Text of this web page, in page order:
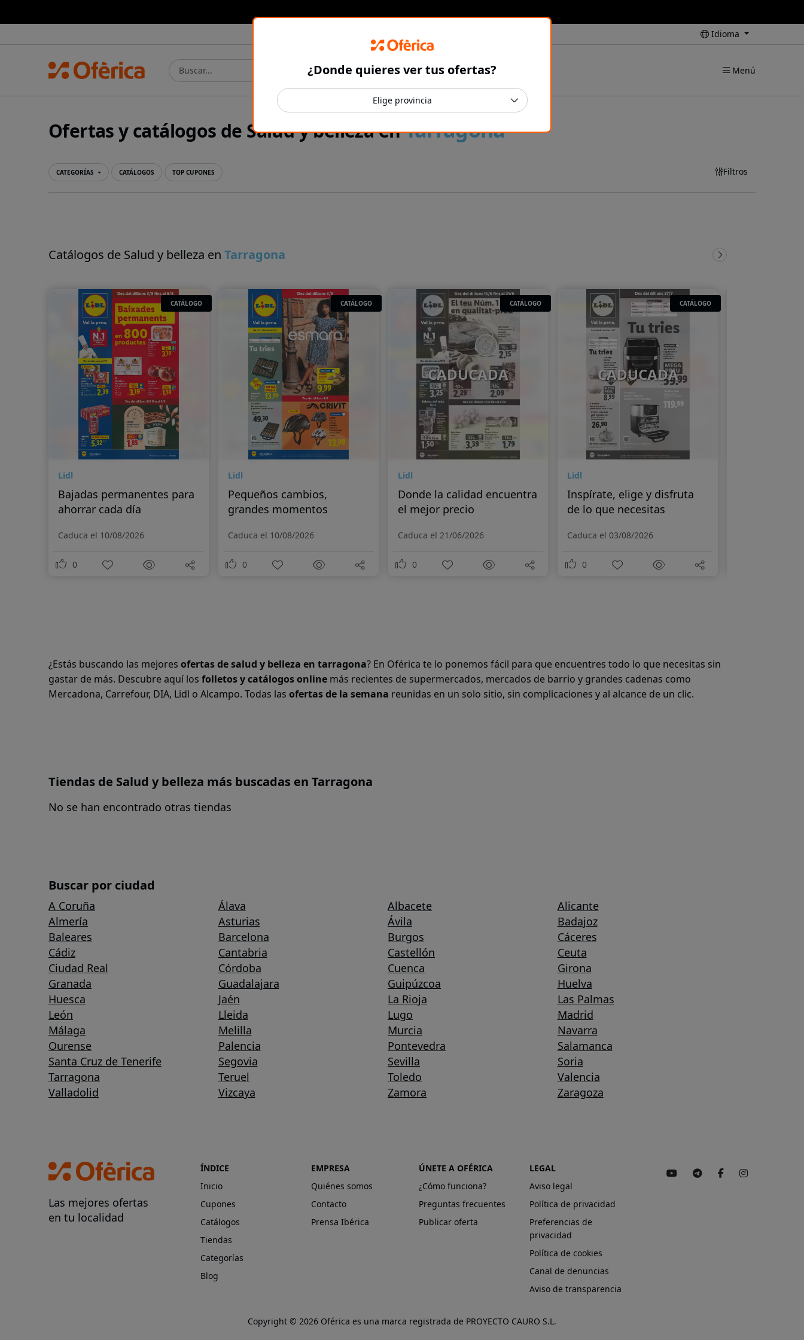
Prensa Ibérica
Idioma
Menú
Ofertas y catálogos de Salud y belleza enTarragona
CATEGORÍAS CATÁLOGOS TOP CUPONES Filtros
Catálogos de Salud y belleza en Tarragona
CATÁLOGO
Lidl
Bajadas permanentes para
ahorrar cada día
Caduca el 10/08/2026
0
CATÁLOGO
Lidl
Pequeños cambios,
grandes momentos
Caduca el 10/08/2026
0
CATÁLOGO
CADUCADA
Lidl
Donde la calidad encuentra
el mejor precio
Caduca el 21/06/2026
0
CATÁLOGO
CADUCADA
Lidl
Inspírate, elige y disfruta
de lo que necesitas
Caduca el 03/08/2026
0
¿Estás buscando las mejores ofertas de salud y belleza en tarragona? En Oférica te lo ponemos fácil para que encuentres todo lo que necesitas sin
gastar de más. Descubre aquí los folletos y catálogos online más recientes de supermercados, mercados de barrio y grandes cadenas como
Mercadona, Carrefour, DIA, Lidl o Alcampo. Todas las ofertas de la semana reunidas en un solo sitio, sin complicaciones y al alcance de un clic.
Tiendas de Salud y belleza más buscadas en Tarragona
No se han encontrado otras tiendas
Buscar por ciudad
A Coruña Álava Albacete
Alicante
Almería
Asturias Ávila
Badajoz
Baleares
Barcelona Burgos
Cáceres
Cádiz
Cantabria Castellón
Ceuta
Ciudad Real
Córdoba Cuenca
Girona
Granada
Guadalajara Guipúzcoa
Huelva
Huesca
Jaén La Rioja
Las Palmas
León
Lleida Lugo
Madrid
Málaga
Melilla Murcia
Navarra
Ourense
Palencia Pontevedra
Salamanca
Santa Cruz de Tenerife
Segovia Sevilla
Soria
Tarragona
Teruel Toledo
Valencia
Valladolid
Vizcaya Zamora Zaragoza
¿Donde quieres ver tus ofertas?
Las mejores ofertas
en tu localidad
ÍNDICE
Inicio
Cupones
Catálogos
Tiendas
Categorías
Blog
EMPRESA
Quiénes somos
Contacto
Prensa Ibérica
ÚNETE A OFÉRICA
¿Cómo funciona?
Preguntas frecuentes
Publicar oferta
LEGAL
Aviso legal
Política de privacidad
Preferencias de
privacidad
Política de cookies
Canal de denuncias
Aviso de transparencia
Copyright © 2026 Oférica es una marca registrada de PROYECTO CAURO S.L.